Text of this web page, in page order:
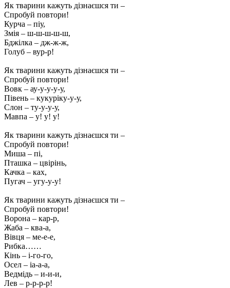
Як тварини кажуть дізнаєшся ти –
Спробуй повтори!
Курча – піу,
Змія – ш-ш-ш-ш-ш,
Бджілка – дж-ж-ж,
Голуб – вур-р!
Як тварини кажуть дізнаєшся ти –
Спробуй повтори!
Вовк – ау-у-у-у-у,
Півень – кукуріку-у-у,
Слон – ту-у-у-у,
Мавпа – у! у! у!
Як тварини кажуть дізнаєшся ти –
Спробуй повтори!
Миша – пі,
Пташка – цвірінь,
Качка – ках,
Пугач – угу-у-у!
Як тварини кажуть дізнаєшся ти –
Спробуй повтори!
Ворона – кар-р,
Жаба – ква-а,
Вівця – ме-е-е,
Рибка……
Кінь – і-го-го,
Осел – іа-а-а,
Ведмідь – и-и-и,
Лев – р-р-р-р!